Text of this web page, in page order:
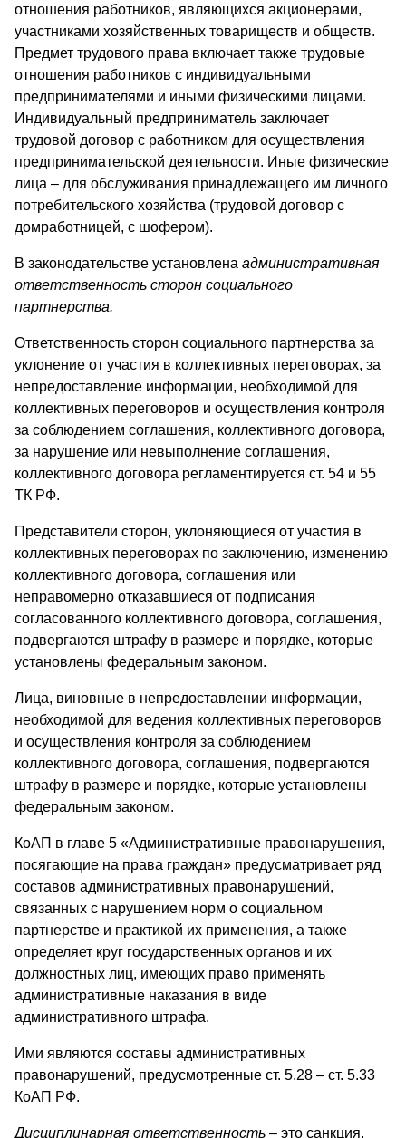
отношения работников, являющихся акционерами,
участниками хозяйственных товариществ и обществ.
Предмет трудового права включает также трудовые
отношения работников с индивидуальными
предпринимателями и иными физическими лицами.
Индивидуальный предприниматель заключает
трудовой договор с работником для осуществления
предпринимательской деятельности. Иные физические
лица – для обслуживания принадлежащего им личного
потребительского хозяйства (трудовой договор с
домработницей, с шофером).
В законодательстве установлена административная
ответственность сторон социального
партнерства.
Ответственность сторон социального партнерства за
уклонение от участия в коллективных переговорах, за
непредоставление информации, необходимой для
коллективных переговоров и осуществления контроля
за соблюдением соглашения, коллективного договора,
за нарушение или невыполнение соглашения,
коллективного договора регламентируется ст. 54 и 55
ТК РФ.
Представители сторон, уклоняющиеся от участия в
коллективных переговорах по заключению, изменению
коллективного договора, соглашения или
неправомерно отказавшиеся от подписания
согласованного коллективного договора, соглашения,
подвергаются штрафу в размере и порядке, которые
установлены федеральным законом.
Лица, виновные в непредоставлении информации,
необходимой для ведения коллективных переговоров
и осуществления контроля за соблюдением
коллективного договора, соглашения, подвергаются
штрафу в размере и порядке, которые установлены
федеральным законом.
КоАП в главе 5 «Административные правонарушения,
посягающие на права граждан» предусматривает ряд
составов административных правонарушений,
связанных с нарушением норм о социальном
партнерстве и практикой их применения, а также
определяет круг государственных органов и их
должностных лиц, имеющих право применять
административные наказания в виде
административного штрафа.
Ими являются составы административных
правонарушений, предусмотренные ст. 5.28 – ст. 5.33
КоАП РФ.
Дисциплинарная ответственность – это санкция,